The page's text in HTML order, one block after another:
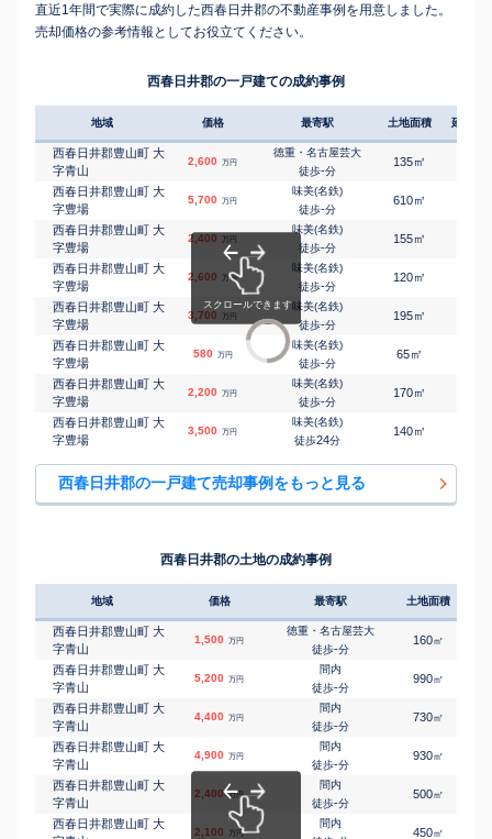
直近1年間で実際に成約した西春日井郡の不動産事例を用意しました。
売却価格の参考情報としてお役立てください。
西春日井郡の一戸建ての成約事例
地域 価格 最寄駅 土地面積 延床面
西春日井郡豊山町 大
字青山
2,600 万円
徳重・名古屋芸大
徒歩-分
135㎡
西春日井郡豊山町 大
字豊場
5,700 万円
味美(名鉄)
徒歩-分
610㎡
西春日井郡豊山町 大
字豊場
2,400 万円
味美(名鉄)
徒歩-分
155㎡
西春日井郡豊山町 大
字豊場
2,600 万円
味美(名鉄)
徒歩-分
120㎡
西春日井郡豊山町 大
字豊場
3,700 万円
味美(名鉄)
徒歩-分
195㎡
西春日井郡豊山町 大
字豊場
580 万円
味美(名鉄)
徒歩-分
65㎡
西春日井郡豊山町 大
字豊場
2,200 万円
味美(名鉄)
徒歩-分
170㎡
西春日井郡豊山町 大
字豊場
3,500 万円
味美(名鉄)
徒歩24分
140㎡
西春日井郡の一戸建て売却事例をもっと見る
西春日井郡の土地の成約事例
地域 価格 最寄駅 土地面積
西春日井郡豊山町 大
字青山
1,500 万円
徳重・名古屋芸大
徒歩-分
160㎡
西春日井郡豊山町 大
字青山
5,200 万円
間内
徒歩-分
990㎡
西春日井郡豊山町 大
字青山
4,400 万円
間内
徒歩-分
730㎡
西春日井郡豊山町 大
字青山
4,900 万円
間内
徒歩-分
930㎡
西春日井郡豊山町 大
字青山
2,400 万円
間内
徒歩-分
500㎡
西春日井郡豊山町 大
2,100 万円
間内
450㎡